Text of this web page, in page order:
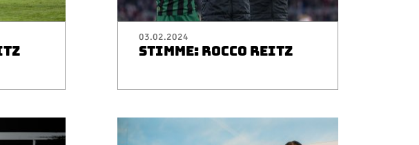
03.02.2024
STIMME: ROCCO REITZ